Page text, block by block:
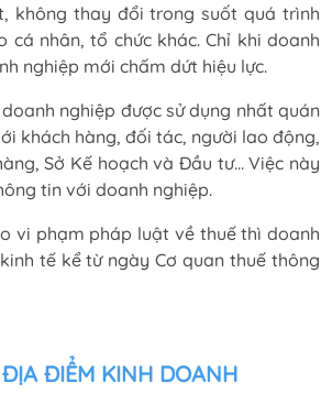
không thay đổi trong suốt quá trình
nhân, tổ chức khác. Chỉ khi doanh
nghiệp mới chấm dứt hiệu lực.
nghiệp được sử dụng nhất quán
khách hàng, đối tác, người lao động,
Sở Kế hoạch và Đầu tư… Việc này
tin với doanh nghiệp.
vi phạm pháp luật về thuế thì doanh
tế kể từ ngày Cơ quan thuế thông
ĐIỂM KINH DOANH